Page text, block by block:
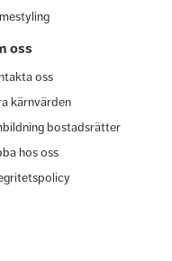
oss
oss
kärnvärden
bostadsrätter
hos oss